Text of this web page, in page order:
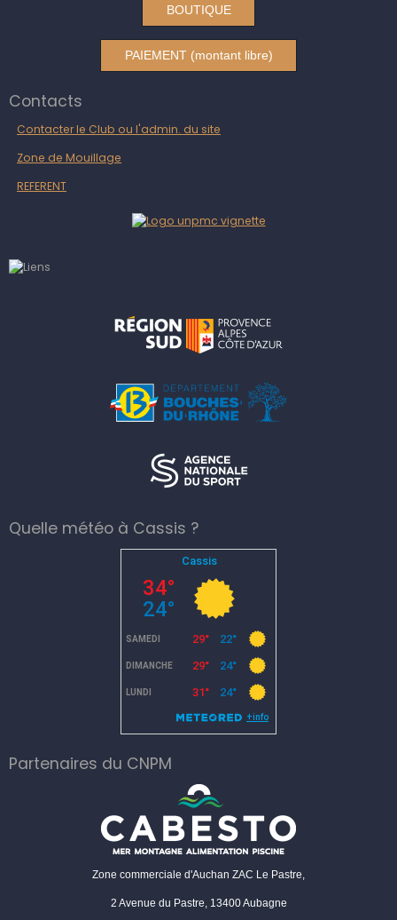
BOUTIQUE
PAIEMENT (montant libre)
Contacts
Contacter le Club ou l'admin. du site
Zone de Mouillage
REFERENT
Quelle météo à Cassis ?
Partenaires du CNPM
Zone commerciale d'Auchan ZAC Le Pastre,
2 Avenue du Pastre, 13400 Aubagne